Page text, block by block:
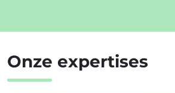
Onze expertises